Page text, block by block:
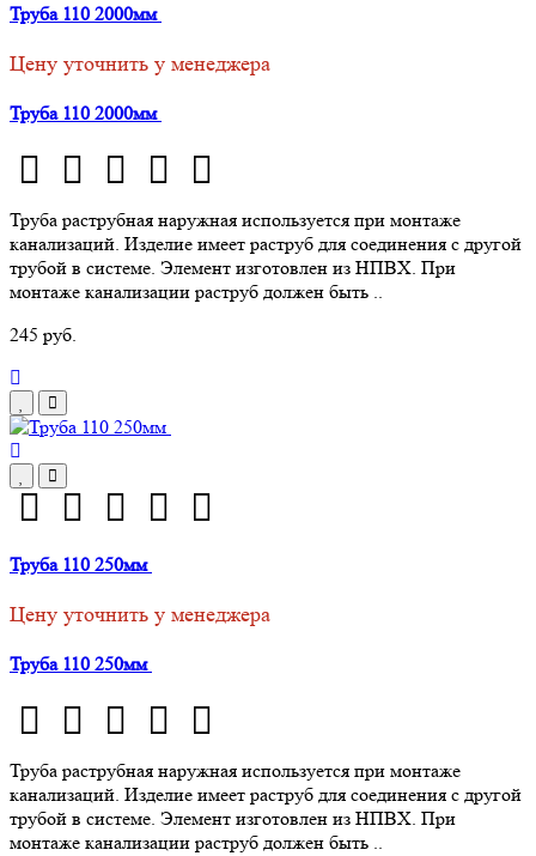
Труба 110 2000мм
Цену уточнить у менеджера
Труба 110 2000мм
Труба раструбная наружная используется при монтаже
канализаций. Изделие имеет раструб для соединения с другой
трубой в системе. Элемент изготовлен из НПВХ. При
монтаже канализации раструб должен быть ..
245 руб.
Труба 110 250мм
Цену уточнить у менеджера
Труба 110 250мм
Труба раструбная наружная используется при монтаже
канализаций. Изделие имеет раструб для соединения с другой
трубой в системе. Элемент изготовлен из НПВХ. При
монтаже канализации раструб должен быть ..